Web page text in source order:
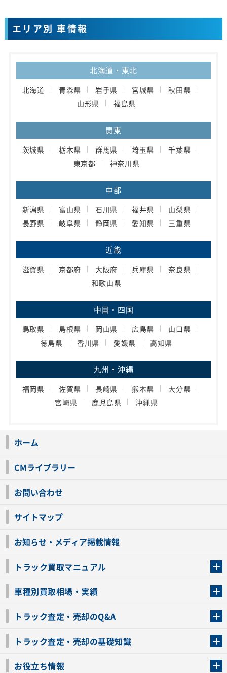
エリア別 車情報
北海道・東北
北海道 青森県 岩手県 宮城県
秋田県
山形県
福島県
関東
茨城県 栃木県 群馬県 埼玉県
千葉県
東京都
神奈川県
中部
新潟県 富山県 石川県 福井県
山梨県
長野県
岐阜県 静岡県 愛知県 三重県
近畿
滋賀県 京都府 大阪府 兵庫県
奈良県
和歌山県
中国・四国
鳥取県 島根県 岡山県 広島県
山口県
徳島県
香川県 愛媛県 高知県
九州・沖縄
福岡県 佐賀県 長崎県 熊本県
大分県
宮崎県
鹿児島県 沖縄県
ホーム
CMライブラリー
お問い合わせ
サイトマップ
お知らせ・メディア掲載情報
トラック買取マニュアル
車種別買取相場・実績
トラック査定・売却のQ&A
トラック査定・売却の基礎知識
お役立ち情報